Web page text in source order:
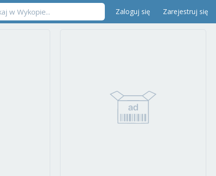
Zaloguj się Zarejestruj się